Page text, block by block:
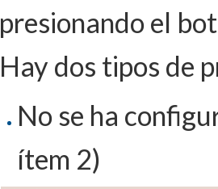
presionando el
Hay dos tipos de
No se ha
ítem 2)